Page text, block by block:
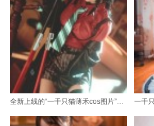
全新上线的“一千只猫薄禾cos图片”套图，必收藏